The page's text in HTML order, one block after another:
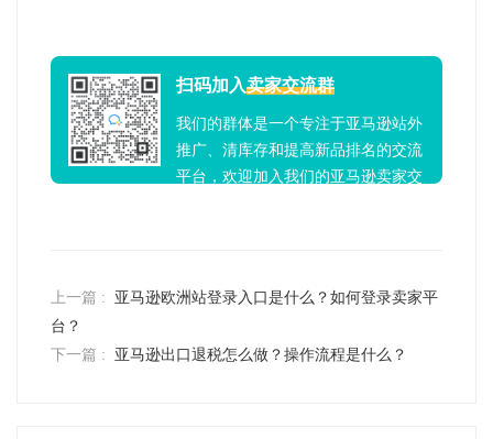
扫码加入卖家交流群
我们的群体是一个专注于亚马逊站外
推广、清库存和提高新品排名的交流
平台，欢迎加入我们的亚马逊卖家交
上一篇 :
亚马逊欧洲站登录入口是什么？如何登录卖家平
台？
下一篇 :
亚马逊出口退税怎么做？操作流程是什么？